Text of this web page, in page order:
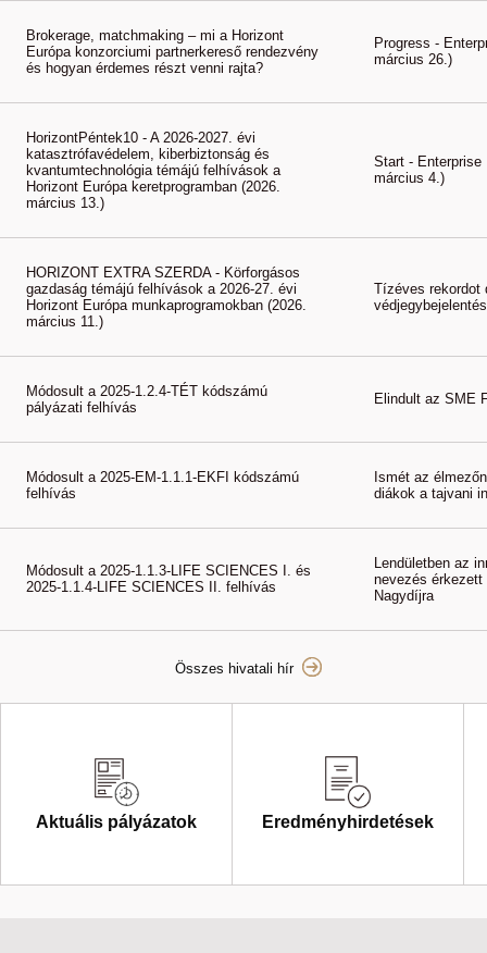
Brokerage, matchmaking – mi a Horizont
Európa konzorciumi partnerkereső rendezvény
és hogyan érdemes részt venni rajta?
Progress -
március 26.)
HorizontPéntek10 - A 2026-2027. évi
katasztrófavédelem, kiberbiztonság és
kvantumtechnológia témájú felhívások a
Horizont Európa keretprogramban (2026.
március 13.)
Start - Enterprise
március 4.)
HORIZONT EXTRA SZERDA - Körforgásos
gazdaság témájú felhívások a 2026-27. évi
Horizont Európa munkaprogramokban (2026.
március 11.)
Tízéves rekordot
Módosult a 2025-1.2.4-TÉT kódszámú
pályázati felhívás
Elindult az SME
Módosult a 2025-EM-1.1.1-EKFI kódszámú
felhívás
Ismét az
diákok a tajvani
Módosult a 2025-1.1.3-LIFE SCIENCES I. és
2025-1.1.4-LIFE SCIENCES II. felhívás
Lendületben az
nevezés
Nagydíjra
Összes hivatali hír
Aktuális pályázatok Eredményhirdetések